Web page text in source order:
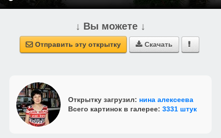
↓ Вы можете ↓
 Отправить эту открытку  Скачать 
Открытку загрузил: нина алексеева
Всего картинок в галерее: 3331 штук